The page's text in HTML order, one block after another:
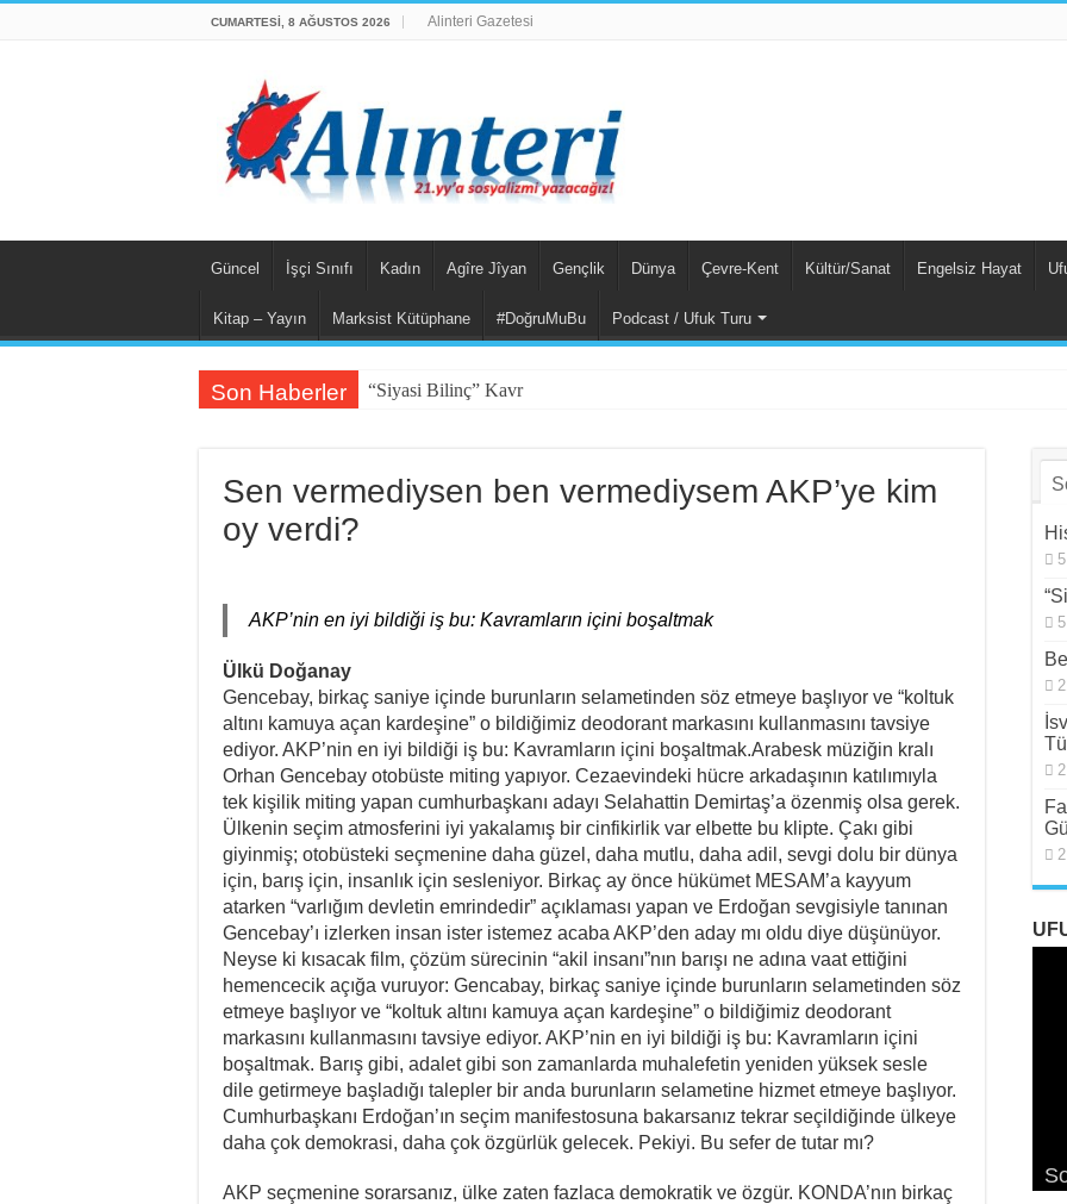
CUMARTESI, 8 AĞUSTOS 2026 Alinteri Gazetesi
Güncel İşçi Sınıfı Kadın Agîre Jîyan Gençlik Dünya Çevre-Kent Kültür/Sanat Engelsiz Hayat
Kitap – Yayın Marksist Kütüphane #DoğruMuBu Podcast / Ufuk Turu
Son Haberler “Siyasi Bilinç” Kavramının Unsurlar
Sen vermediysen ben vermediysem AKP’ye kim
oy verdi?
AKP’nin en iyi bildiği iş bu: Kavramların içini boşaltmak
Ülkü Doğanay
Gencebay, birkaç saniye içinde burunların selametinden söz etmeye başlıyor ve “koltuk
altını kamuya açan kardeşine” o bildiğimiz deodorant markasını kullanmasını tavsiye
ediyor. AKP’nin en iyi bildiği iş bu: Kavramların içini boşaltmak.Arabesk müziğin kralı
Orhan Gencebay otobüste miting yapıyor. Cezaevindeki hücre arkadaşının katılımıyla
tek kişilik miting yapan cumhurbaşkanı adayı Selahattin Demirtaş’a özenmiş olsa gerek.
Ülkenin seçim atmosferini iyi yakalamış bir cinfikirlik var elbette bu klipte. Çakı gibi
giyinmiş; otobüsteki seçmenine daha güzel, daha mutlu, daha adil, sevgi dolu bir dünya
için, barış için, insanlık için sesleniyor. Birkaç ay önce hükümet MESAM’a kayyum
atarken “varlığım devletin emrindedir” açıklaması yapan ve Erdoğan sevgisiyle tanınan
Gencebay’ı izlerken insan ister istemez acaba AKP’den aday mı oldu diye düşünüyor.
Neyse ki kısacak film, çözüm sürecinin “akil insanı”nın barışı ne adına vaat ettiğini
hemencecik açığa vuruyor: Gencabay, birkaç saniye içinde burunların selametinden söz
etmeye başlıyor ve “koltuk altını kamuya açan kardeşine” o bildiğimiz deodorant
markasını kullanmasını tavsiye ediyor. AKP’nin en iyi bildiği iş bu: Kavramların içini
boşaltmak. Barış gibi, adalet gibi son zamanlarda muhalefetin yeniden yüksek sesle
dile getirmeye başladığı talepler bir anda burunların selametine hizmet etmeye başlıyor.
Cumhurbaşkanı Erdoğan’ın seçim manifestosuna bakarsanız tekrar seçildiğinde ülkeye
daha çok demokrasi, daha çok özgürlük gelecek. Pekiyi. Bu sefer de tutar mı?
AKP seçmenine sorarsanız, ülke zaten fazlaca demokratik ve özgür. KONDA’nın birkaç